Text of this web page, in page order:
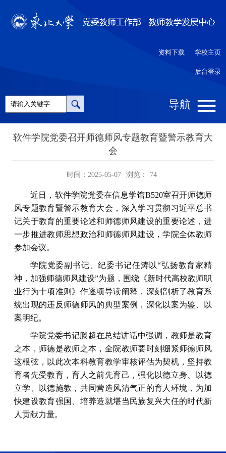
学校主页
后台登录
资料下载
导航
软件学院党委召开师德师风专题教育暨警示教育大
会
时间：2025-05-07 浏览： 74
近日，软件学院党委在信息学馆B520室召开师德师
风专题教育暨警示教育大会，深入学习贯彻习近平总书
记关于教育的重要论述和师德师风建设的重要论述，进
一步推进教师思想政治和师德师风建设，学院全体教师
参加会议。
学院党委副书记、纪委书记任涛以“弘扬教育家精
神，加强师德师风建设”为题，围绕《新时代高校教师职
业行为十项准则》作逐项导读阐释，深刻剖析了教育系
统出现的违反师德师风的典型案例，深化以案为鉴、以
案明纪。
学院党委书记滕超在总结讲话中强调，教师是教育
之本，师德是教师之本，全院教师要时刻绷紧师德师风
这根弦，以此次本科教育教学审核评估为契机，坚持教
育者先受教育，育人之前先育己，强化以德立身、以德
立学、以德施教，共同营造风清气正的育人环境，为加
快建设教育强国、培养造就堪当民族复兴大任的时代新
人贡献力量。